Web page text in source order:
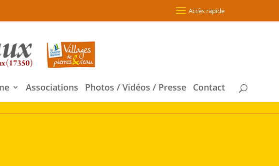
Accès rapide
Associations Photos / Vidéos / Presse Contact